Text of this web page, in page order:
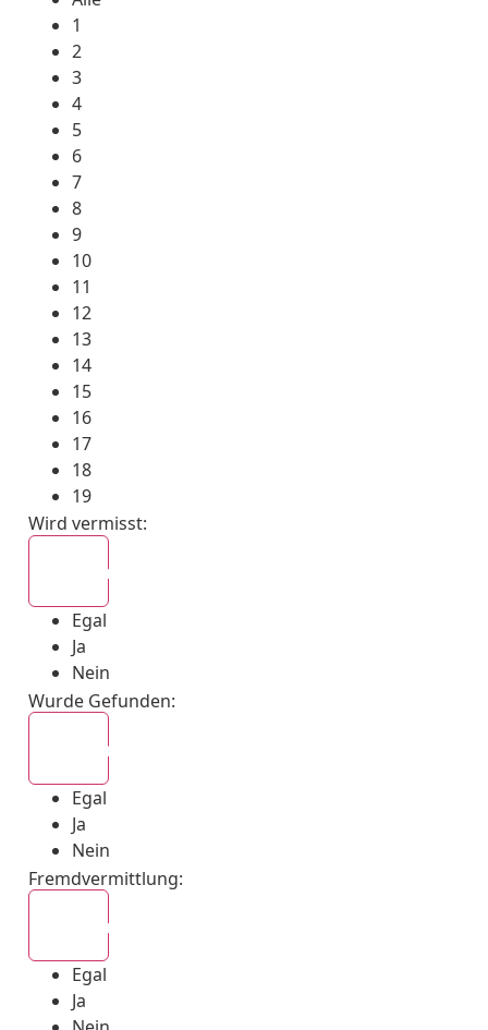
1
2
3
4
5
6
7
8
9
10
11
12
13
14
15
16
17
18
19
Wird vermisst:
Egal
Ja
Nein
Wurde Gefunden:
Egal
Ja
Nein
Fremdvermittlung:
Egal
Ja